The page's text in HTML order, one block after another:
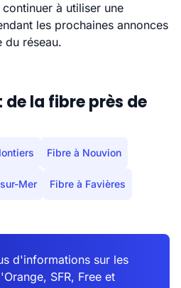
à utiliser une
les prochaines annonces
du réseau.
de la fibre près de
Fibre à Nouvion
Mer Fibre à Favières
d'informations sur les
SFR, Free et